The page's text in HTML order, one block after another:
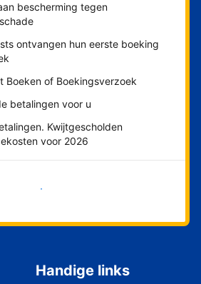
bescherming tegen
ontvangen hun eerste boeking
Boeken of Boekingsverzoek
betalingen voor u
Kwijtgescholden
voor 2026
beginnen
Handige links